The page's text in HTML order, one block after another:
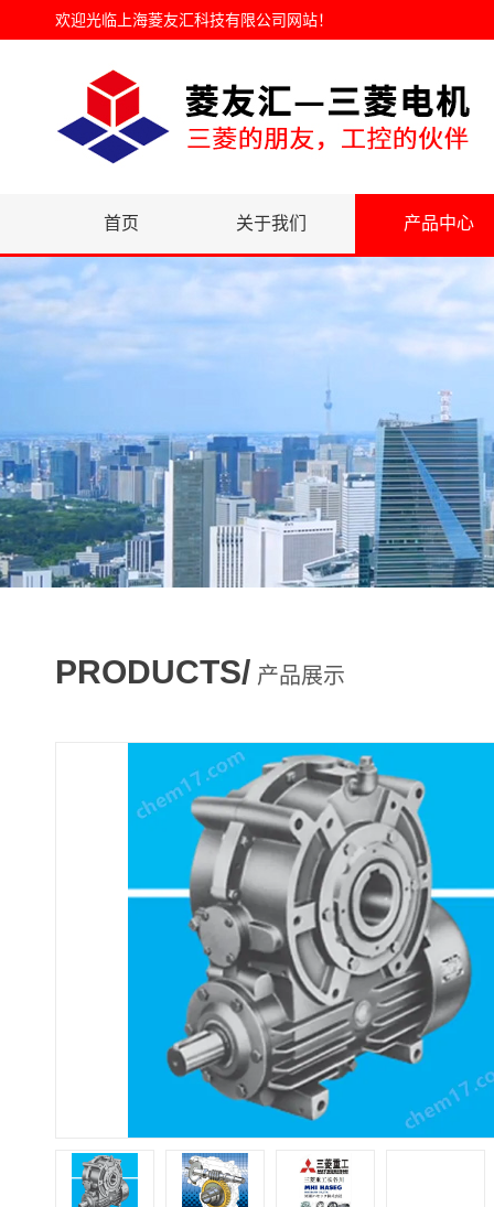
欢迎光临 上海菱友汇科技有限公司网站！
首页 关于我们 产品中心
PRODUCTS/ 产品展示